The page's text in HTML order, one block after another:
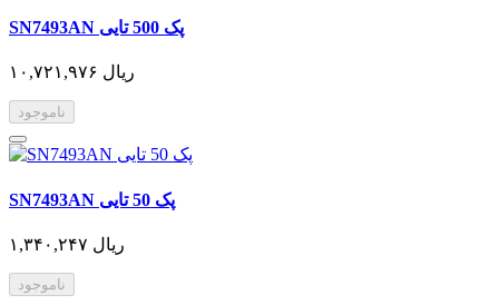
SN7493AN پک 500 تایی
۱۰,۷۲۱,۹۷۶ ریال
ناموجود
SN7493AN پک 50 تایی
۱,۳۴۰,۲۴۷ ریال
ناموجود